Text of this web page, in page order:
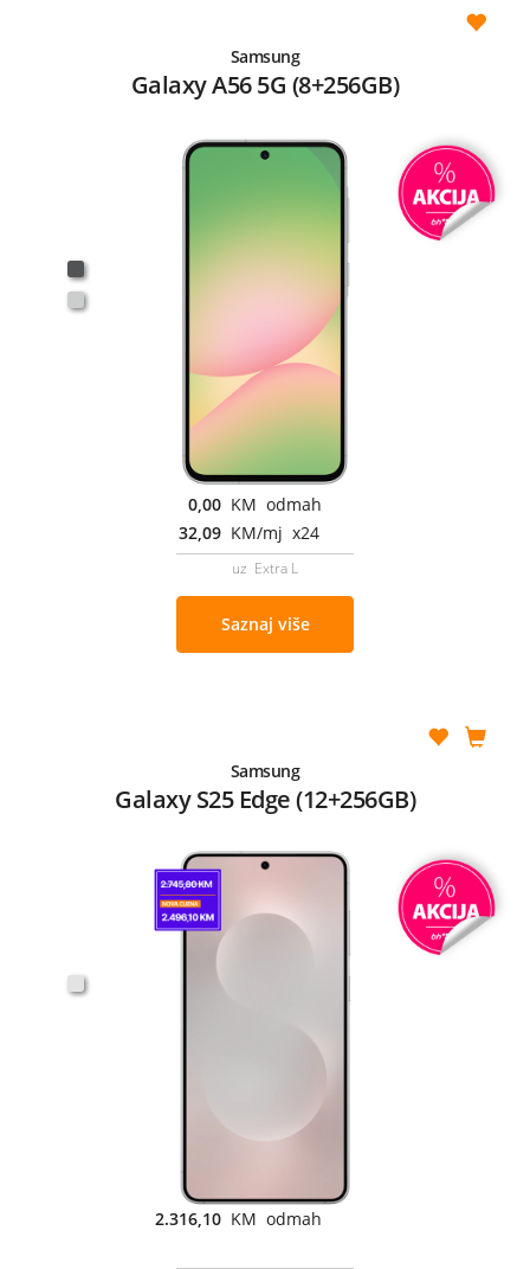
Samsung
Galaxy A56 5G (8+256GB)
0,00 KM odmah
32,09 KM/mj x24
uz Extra L
Saznaj više
Samsung
Galaxy S25 Edge (12+256GB)
2.316,10 KM odmah